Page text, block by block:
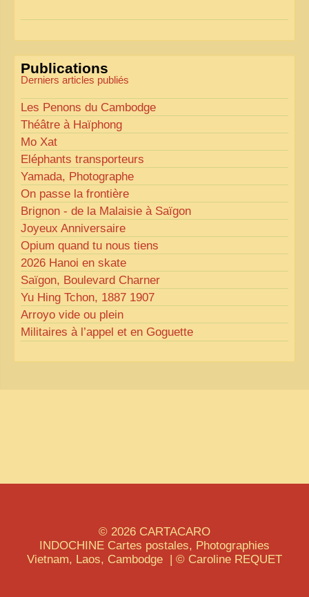
« Comme tout bon collectionneur le sait, la
perfection est un idéal… mais nous y travaillons
Publications
Derniers articles publiés
Les Penons du Cambodge
Théâtre à Haïphong
Mo Xat
Eléphants transporteurs
Yamada, Photographe
On passe la frontière
Brignon - de la Malaisie à Saïgon
Joyeux Anniversaire
Opium quand tu nous tiens
2026 Hanoi en skate
Saïgon, Boulevard Charner
Yu Hing Tchon, 1887 1907
Arroyo vide ou plein
Militaires à l’appel et en Goguette
© 2026 CARTACARO
INDOCHINE Cartes postales, Photographies
Vietnam, Laos, Cambodge | © Caroline REQUET